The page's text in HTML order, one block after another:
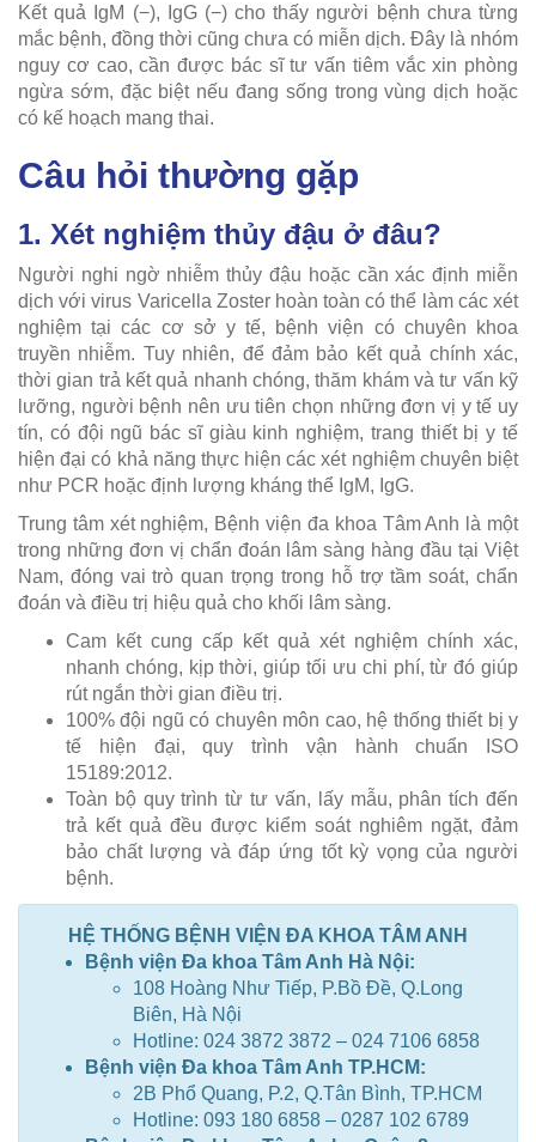
Kết quả IgM (−), IgG (−) cho thấy người bệnh chưa từng
mắc bệnh, đồng thời cũng chưa có miễn dịch. Đây là nhóm
nguy cơ cao, cần được bác sĩ tư vấn tiêm vắc xin phòng
ngừa sớm, đặc biệt nếu đang sống trong vùng dịch hoặc
có kế hoạch mang thai.
Câu hỏi thường gặp
1. Xét nghiệm thủy đậu ở đâu?
Người nghi ngờ nhiễm thủy đậu hoặc cần xác định miễn
dịch với virus Varicella Zoster hoàn toàn có thể làm các xét
nghiệm tại các cơ sở y tế, bệnh viện có chuyên khoa
truyền nhiễm. Tuy nhiên, để đảm bảo kết quả chính xác,
thời gian trả kết quả nhanh chóng, thăm khám và tư vấn kỹ
lưỡng, người bệnh nên ưu tiên chọn những đơn vị y tế uy
tín, có đội ngũ bác sĩ giàu kinh nghiệm, trang thiết bị y tế
hiện đại có khả năng thực hiện các xét nghiệm chuyên biệt
như PCR hoặc định lượng kháng thể IgM, IgG.
Trung tâm xét nghiệm, Bệnh viện đa khoa Tâm Anh là một
trong những đơn vị chẩn đoán lâm sàng hàng đầu tại Việt
Nam, đóng vai trò quan trọng trong hỗ trợ tầm soát, chẩn
đoán và điều trị hiệu quả cho khối lâm sàng.
Cam kết cung cấp kết quả xét nghiệm chính xác,
nhanh chóng, kịp thời, giúp tối ưu chi phí, từ đó giúp
rút ngắn thời gian điều trị.
100% đội ngũ có chuyên môn cao, hệ thống thiết bị y
tế hiện đại, quy trình vận hành chuẩn ISO
15189:2012.
Toàn bộ quy trình từ tư vấn, lấy mẫu, phân tích đến
trả kết quả đều được kiểm soát nghiêm ngặt, đảm
bảo chất lượng và đáp ứng tốt kỳ vọng của người
bệnh.
HỆ THỐNG BỆNH VIỆN ĐA KHOA TÂM ANH
Bệnh viện Đa khoa Tâm Anh Hà Nội:
108 Hoàng Như Tiếp, P.Bồ Đề, Q.Long
Biên, Hà Nội
Hotline: 024 3872 3872 – 024 7106 6858
Bệnh viện Đa khoa Tâm Anh TP.HCM:
2B Phổ Quang, P.2, Q.Tân Bình, TP.HCM
Hotline: 093 180 6858 – 0287 102 6789